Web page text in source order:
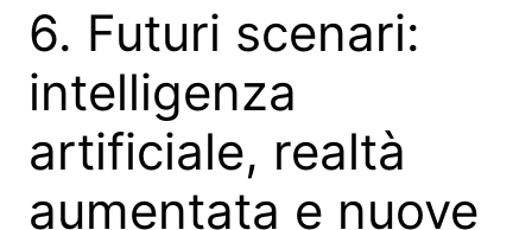
6. Futuri scenari:
intelligenza
artificiale, realtà
aumentata e nuove